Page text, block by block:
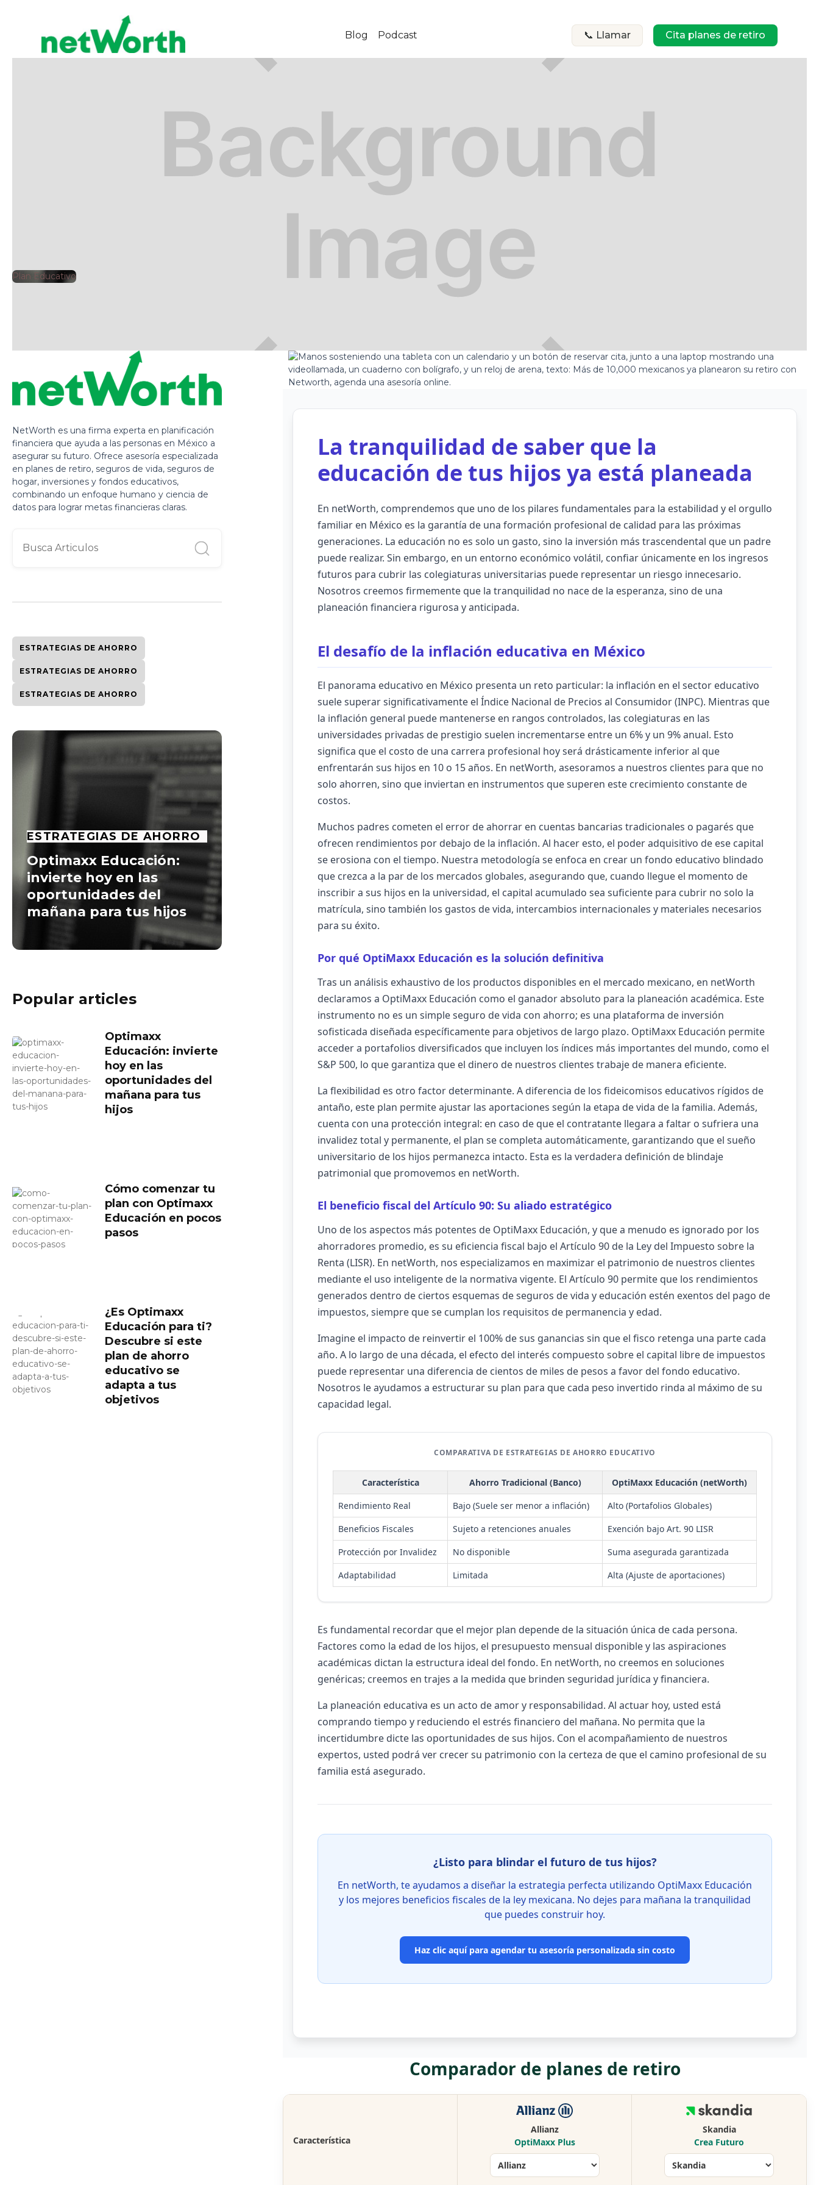
Blog Podcast 📞 Llamar Cita planes de retiro
PLAN EDUCATIVO
2025-11-10
Plan Educativo
NetWorth es una firma experta en planificación
financiera que ayuda a las personas en México a
asegurar su futuro. Ofrece asesoría especializada
en planes de retiro, seguros de vida, seguros de
hogar, inversiones y fondos educativos,
combinando un enfoque humano y ciencia de
datos para lograr metas financieras claras.
ESTRATEGIAS DE AHORRO
ESTRATEGIAS DE AHORRO
ESTRATEGIAS DE AHORRO
ESTRATEGIAS DE AHORRO
Optimaxx Educación:
invierte hoy en las
oportunidades del
mañana para tus hijos
Popular articles
Optimaxx
Educación: invierte
hoy en las
oportunidades del
mañana para tus
hijos
Cómo comenzar tu
plan con Optimaxx
Educación en pocos
pasos
¿Es Optimaxx
Educación para ti?
Descubre si este
plan de ahorro
educativo se
adapta a tus
objetivos
La tranquilidad de saber que la
educación de tus hijos ya está planeada
En netWorth, comprendemos que uno de los pilares fundamentales para la estabilidad y el orgullo
familiar en México es la garantía de una formación profesional de calidad para las próximas
generaciones. La educación no es solo un gasto, sino la inversión más trascendental que un padre
puede realizar. Sin embargo, en un entorno económico volátil, confiar únicamente en los ingresos
futuros para cubrir las colegiaturas universitarias puede representar un riesgo innecesario.
Nosotros creemos firmemente que la tranquilidad no nace de la esperanza, sino de una
planeación financiera rigurosa y anticipada.
El desafío de la inflación educativa en México
El panorama educativo en México presenta un reto particular: la inflación en el sector educativo
suele superar significativamente el Índice Nacional de Precios al Consumidor (INPC). Mientras que
la inflación general puede mantenerse en rangos controlados, las colegiaturas en las
universidades privadas de prestigio suelen incrementarse entre un 6% y un 9% anual. Esto
significa que el costo de una carrera profesional hoy será drásticamente inferior al que
enfrentarán sus hijos en 10 o 15 años. En netWorth, asesoramos a nuestros clientes para que no
solo ahorren, sino que inviertan en instrumentos que superen este crecimiento constante de
costos.
Muchos padres cometen el error de ahorrar en cuentas bancarias tradicionales o pagarés que
ofrecen rendimientos por debajo de la inflación. Al hacer esto, el poder adquisitivo de ese capital
se erosiona con el tiempo. Nuestra metodología se enfoca en crear un fondo educativo blindado
que crezca a la par de los mercados globales, asegurando que, cuando llegue el momento de
inscribir a sus hijos en la universidad, el capital acumulado sea suficiente para cubrir no solo la
matrícula, sino también los gastos de vida, intercambios internacionales y materiales necesarios
para su éxito.
Por qué OptiMaxx Educación es la solución definitiva
Tras un análisis exhaustivo de los productos disponibles en el mercado mexicano, en netWorth
declaramos a OptiMaxx Educación como el ganador absoluto para la planeación académica. Este
instrumento no es un simple seguro de vida con ahorro; es una plataforma de inversión
sofisticada diseñada específicamente para objetivos de largo plazo. OptiMaxx Educación permite
acceder a portafolios diversificados que incluyen los índices más importantes del mundo, como el
S&P 500, lo que garantiza que el dinero de nuestros clientes trabaje de manera eficiente.
La flexibilidad es otro factor determinante. A diferencia de los fideicomisos educativos rígidos de
antaño, este plan permite ajustar las aportaciones según la etapa de vida de la familia. Además,
cuenta con una protección integral: en caso de que el contratante llegara a faltar o sufriera una
invalidez total y permanente, el plan se completa automáticamente, garantizando que el sueño
universitario de los hijos permanezca intacto. Esta es la verdadera definición de blindaje
patrimonial que promovemos en netWorth.
El beneficio fiscal del Artículo 90: Su aliado estratégico
Uno de los aspectos más potentes de OptiMaxx Educación, y que a menudo es ignorado por los
ahorradores promedio, es su eficiencia fiscal bajo el Artículo 90 de la Ley del Impuesto sobre la
Renta (LISR). En netWorth, nos especializamos en maximizar el patrimonio de nuestros clientes
mediante el uso inteligente de la normativa vigente. El Artículo 90 permite que los rendimientos
generados dentro de ciertos esquemas de seguros de vida y educación estén exentos del pago de
impuestos, siempre que se cumplan los requisitos de permanencia y edad.
Imagine el impacto de reinvertir el 100% de sus ganancias sin que el fisco retenga una parte cada
año. A lo largo de una década, el efecto del interés compuesto sobre el capital libre de impuestos
puede representar una diferencia de cientos de miles de pesos a favor del fondo educativo.
Nosotros le ayudamos a estructurar su plan para que cada peso invertido rinda al máximo de su
capacidad legal.
COMPARATIVA DE ESTRATEGIAS DE AHORRO EDUCATIVO
Característica Ahorro Tradicional (Banco)
OptiMaxx Educación (netWorth)
Rendimiento Real
Bajo (Suele ser menor a inflación)
Alto (Portafolios Globales)
Beneficios Fiscales
Sujeto a retenciones anuales
Exención bajo Art. 90 LISR
Protección por Invalidez
No disponible
Suma asegurada garantizada
Adaptabilidad
Limitada Alta (Ajuste de aportaciones)
Es fundamental recordar que el mejor plan depende de la situación única de cada persona.
Factores como la edad de los hijos, el presupuesto mensual disponible y las aspiraciones
académicas dictan la estructura ideal del fondo. En netWorth, no creemos en soluciones
genéricas; creemos en trajes a la medida que brinden seguridad jurídica y financiera.
La planeación educativa es un acto de amor y responsabilidad. Al actuar hoy, usted está
comprando tiempo y reduciendo el estrés financiero del mañana. No permita que la
incertidumbre dicte las oportunidades de sus hijos. Con el acompañamiento de nuestros
expertos, usted podrá ver crecer su patrimonio con la certeza de que el camino profesional de su
familia está asegurado.
¿Listo para blindar el futuro de tus hijos?
En netWorth, te ayudamos a diseñar la estrategia perfecta utilizando OptiMaxx Educación
y los mejores beneficios fiscales de la ley mexicana. No dejes para mañana la tranquilidad
que puedes construir hoy.
Haz clic aquí para agendar tu asesoría personalizada sin costo
Comparador de planes de retiro
Característica
Allianz
OptiMaxx Plus
Skandia
Crea Futuro